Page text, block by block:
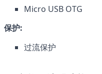
Micro USB OTG
保护:
过流保护